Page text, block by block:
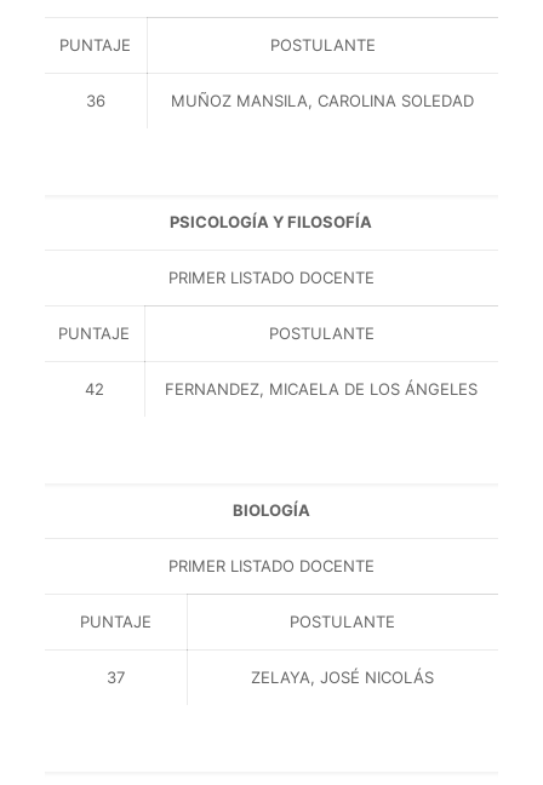
PUNTAJE POSTULANTE
36 MUÑOZ MANSILA, CAROLINA SOLEDAD
PSICOLOGÍA Y FILOSOFÍA
PRIMER LISTADO DOCENTE
PUNTAJE POSTULANTE
42 FERNANDEZ, MICAELA DE LOS ÁNGELES
BIOLOGÍA
PRIMER LISTADO DOCENTE
PUNTAJE POSTULANTE
37 ZELAYA, JOSÉ NICOLÁS